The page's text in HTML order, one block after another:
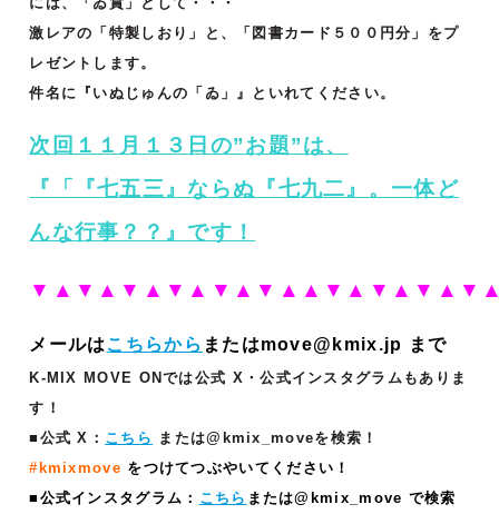
激レアの「特製しおり」と、「図書カード５００円分」をプ
レゼントします。
件名に『いぬじゅんの「ゐ」』といれてください。
次回１１月１３日の”お題”は、
『「『七五三』ならぬ『七九二』。一体ど
んな行事？？ 』です！
メールはこちらから またはmove@kmix.jp まで
K-MIX MOVE ONでは公式 X・公式インスタグラムもありま
す！
■公式 X： こちら または@kmix_moveを検索！
#kmixmove をつけてつぶやいてください！
■公式インスタグラム： こちら または@kmix_move で検索